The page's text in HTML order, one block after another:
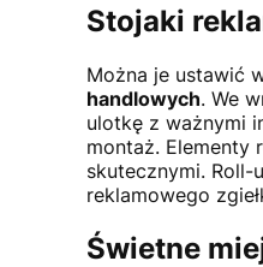
Stojaki
Można je ustawić
handlowych. We
ulotkę z ważnymi
montaż. Elementy
skutecznymi. Roll-
reklamowego
Świetne